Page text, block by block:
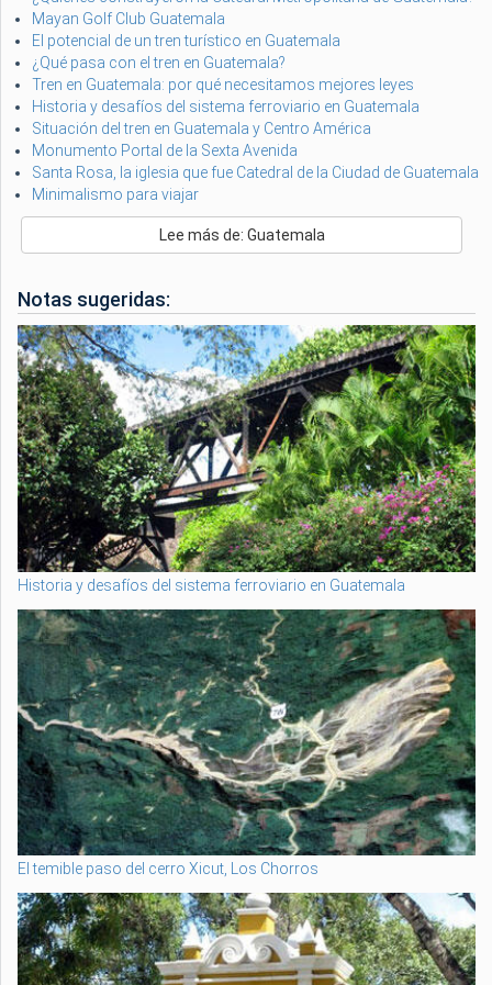
Mayan Golf Club Guatemala
El potencial de un tren turístico en Guatemala
¿Qué pasa con el tren en Guatemala?
Tren en Guatemala: por qué necesitamos mejores leyes
Historia y desafíos del sistema ferroviario en Guatemala
Situación del tren en Guatemala y Centro América
Monumento Portal de la Sexta Avenida
Santa Rosa, la iglesia que fue Catedral de la Ciudad de Guatemala
Minimalismo para viajar
Lee más de: Guatemala
Notas sugeridas:
Historia y desafíos del sistema ferroviario en Guatemala
El temible paso del cerro Xicut, Los Chorros